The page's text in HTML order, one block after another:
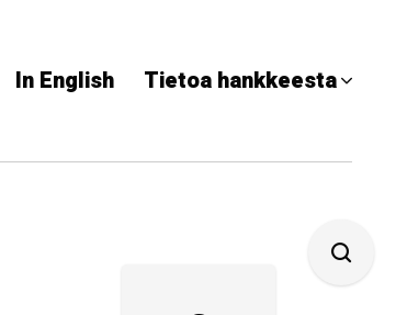
In English Tietoa hankkeesta